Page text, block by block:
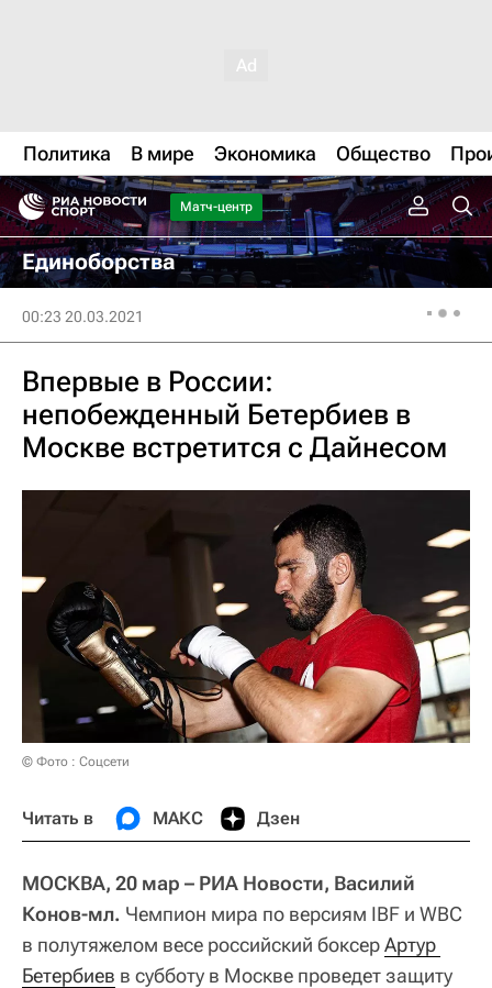
Политика В мире Экономика Общество
Матч-центр
Единоборства
00:23 20.03.2021
Впервые в России:
непобежденный Бетербиев в
Москве встретится с Дайнесом
© Фото : Соцсети
Читать в МАКС Дзен
МОСКВА, 20 мар – РИА Новости, Василий
Конов-мл. Чемпион мира по версиям IBF и WBC
в полутяжелом весе российский боксерАртур
Бетербиев в субботу в Москве проведет защиту